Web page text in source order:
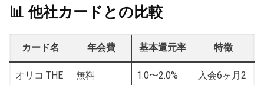
📊 他社カードとの比較
カード名 年会費 基本還元率 特徴
オリコ THE
無料 1.0〜2.0%
入会6ヶ月2